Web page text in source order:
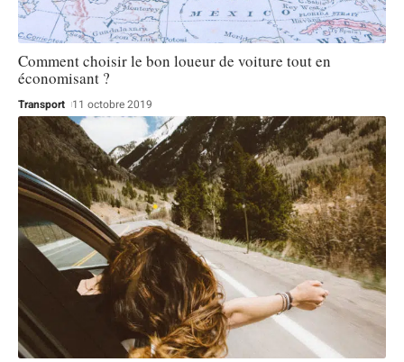
Comment choisir le bon loueur de voiture tout en
économisant ?
Transport 11 octobre 2019